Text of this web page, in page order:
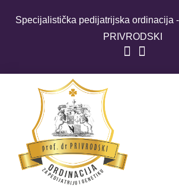
Specijalistička pedijatrijska ordinacija
PRIVRODSKI